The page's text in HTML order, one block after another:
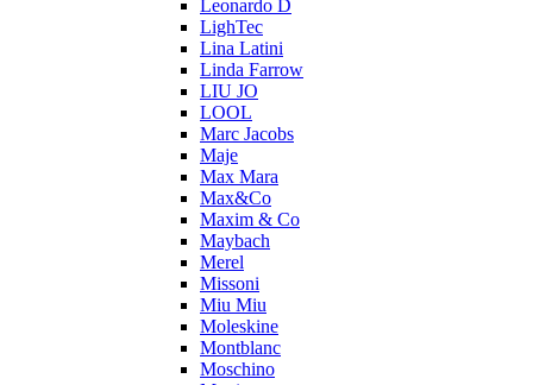
Leonardo D
LighTec
Lina Latini
Linda Farrow
LIU JO
LOOL
Marc Jacobs
Maje
Max Mara
Max&Co
Maxim & Co
Maybach
Merel
Missoni
Miu Miu
Moleskine
Montblanc
Moschino